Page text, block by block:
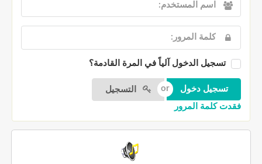
تسجيل الدخول آلياً في المرة القادمة؟
التسجيل
فقدت كلمة المرور